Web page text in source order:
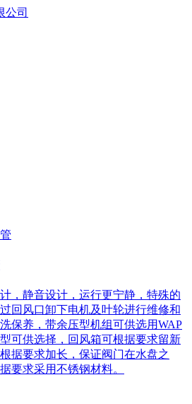
，静音设计，运行更宁静，特殊的
回风口卸下电机及叶轮进行维修和
保养，带余压型机组可供选用WAP
可供选择，回风箱可根据要求留新
据要求加长，保证阀门在水盘之
要求采用不锈钢材料。